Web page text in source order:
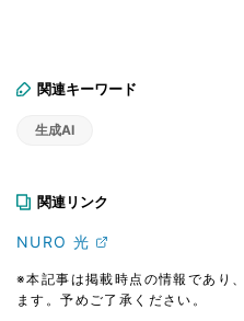
関連キーワード
生成AI
関連リンク
NURO 光
※本記事は掲載時点の情報であり
ます。予めご了承ください。